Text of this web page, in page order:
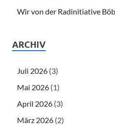
Wir von der Radinitiative
ARCHIV
Juli 2026 (3)
Mai 2026 (1)
April 2026 (3)
März 2026 (2)